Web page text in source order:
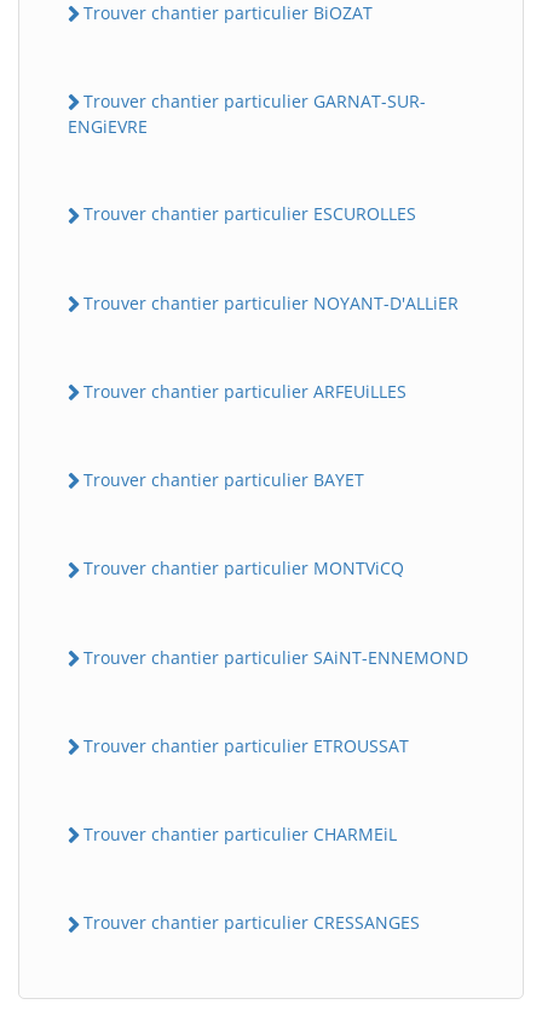
Trouver chantier particulier BiOZAT
Trouver chantier particulier GARNAT-SUR-
ENGiEVRE
Trouver chantier particulier ESCUROLLES
Trouver chantier particulier NOYANT-D'ALLiER
Trouver chantier particulier ARFEUiLLES
Trouver chantier particulier BAYET
Trouver chantier particulier MONTViCQ
Trouver chantier particulier SAiNT-ENNEMOND
Trouver chantier particulier ETROUSSAT
Trouver chantier particulier CHARMEiL
Trouver chantier particulier CRESSANGES